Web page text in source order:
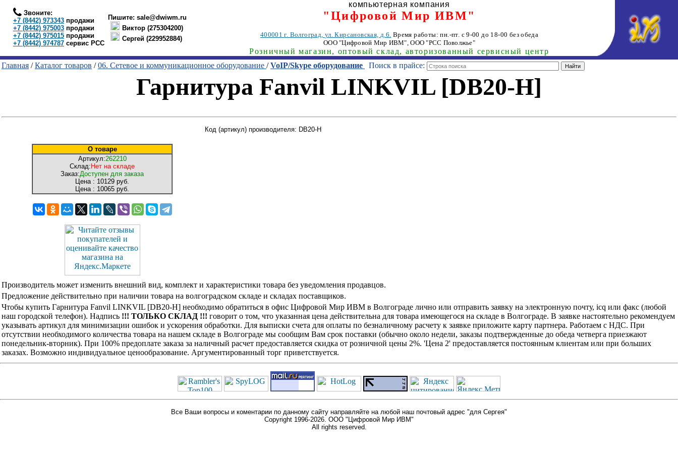
Звоните:
+7 (8442) 973343 продажи
+7 (8442) 975003 продажи
+7 (8442) 975015 продажи
+7 (8442) 974787 сервис РСС
Пишите: sale@dwiwm.ru
Виктор (275304200)
Сергей (229952884)
компьютерная компания
"Цифровой Мир ИВМ"
400001г. Волгоград, ул. Кирсановская, д.6. Время работы: пн.-пт. с 9-00 до 18-00 без обеда
ООО "Цифровой Мир ИВМ", ООО "РСС Поволжье"
Розничный магазин, оптовый склад, авторизованный сервисный центр
Главная /Каталог товаров /06. Сетевое и коммуникационное оборудование /VoIP/Skype оборудование Поиск в прайсе:
Гарнитура Fanvil LINKVIL [DB20-H]
О товаре
Артикул:262210
Склад: Нет на складе
Заказ:Доступен для заказа
Цена : 10129 руб.
Цена : 10065 руб.
Код (артикул) производителя: DB20-H
Производитель может изменить внешний вид, комплект и характеристики товара без уведомления продавцов.
Предложение действительно при наличии товара на волгоградском складе и складах поставщиков.
Чтобы купить Гарнитура Fanvil LINKVIL [DB20-H] необходимо обратиться в офис Цифровой Мир ИВМ в Волгограде лично или отправить заявку на электронную почту, icq или факс (любой
наш городской телефон). Надпись !!! ТОЛЬКО СКЛАД !!! говорит о том, что указанная цена действительна для товара имеющегося на складе в Волгограде. В заявке настоятельно рекомендуем
указывать артикул для минимизации ошибок и ускорения обработки. Для выписки счета для оплаты по безналичному расчету к заявке приложите карту партнера. Работаем с НДС. При
отсутствии необходимого количества товара на нашем складе в Волгограде мы сообщим Вам срок поставки (обычно около недели, заказы подтвержденные до обеда четверга приезжают
понедельник-вторник). При 100% предоплате заказа за наличный расчет предоставляется скидка от розничной цены 2%. 'Цена 2' предоставляется постоянным клиентам или при больших
заказах. Возможно индивидуальное ценообразование. Аргументированный торг приветствуется.
Все Ваши вопросы и коментарии по данному сайту направляйте на любой наш почтовый адрес "для Сергея"
Copyright 1996-2026. ООО "Цифровой Мир ИВМ"
All rights reserved.